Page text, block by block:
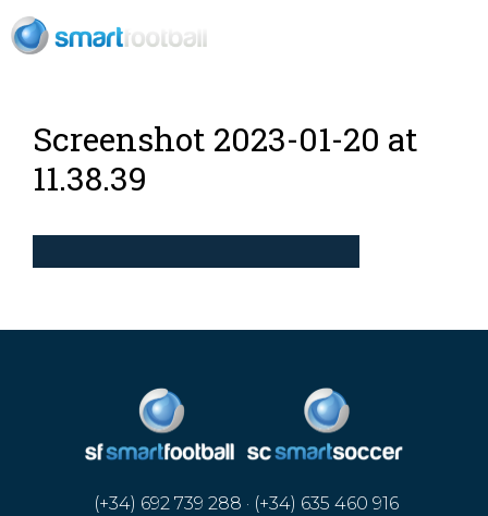
Screenshot 2023-01-20 at
11.38.39
(+34) 692 739 288 · (+34) 635 460 916